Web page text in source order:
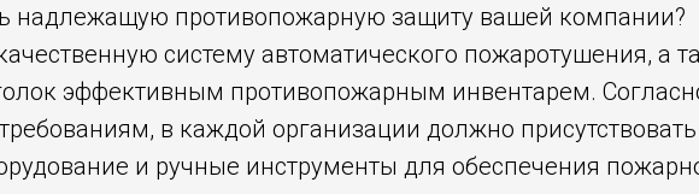
надлежащую противопожарную защиту вашей компании?
систему автоматического пожаротушения, а
эффективным противопожарным инвентарем.
в каждой организации должно присутствовать
и ручные инструменты для обеспечения